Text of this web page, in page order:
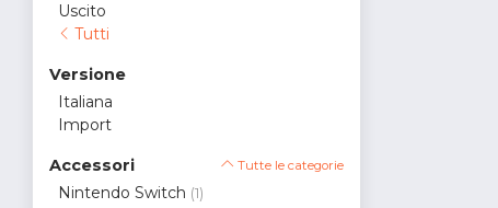
Uscito
Tutti
Versione
Italiana
Import
Accessori Tutte le categorie
Nintendo Switch (1)